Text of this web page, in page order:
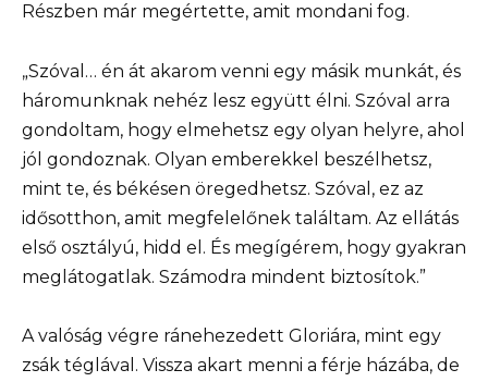
Részben már megértette, amit mondani fog.
„Szóval… én át akarom venni egy másik munkát, és
háromunknak nehéz lesz együtt élni. Szóval arra
gondoltam, hogy elmehetsz egy olyan helyre, ahol
jól gondoznak. Olyan emberekkel beszélhetsz,
mint te, és békésen öregedhetsz. Szóval, ez az
idősotthon, amit megfelelőnek találtam. Az ellátás
első osztályú, hidd el. És megígérem, hogy gyakran
meglátogatlak. Számodra mindent biztosítok.”
A valóság végre ránehezedett Gloriára, mint egy
zsák téglával. Vissza akart menni a férje házába, de